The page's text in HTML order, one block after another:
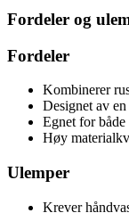
Fordeler og
Fordeler
Kombinerer
Designet av
Egnet for
Høy
Ulemper
Krever